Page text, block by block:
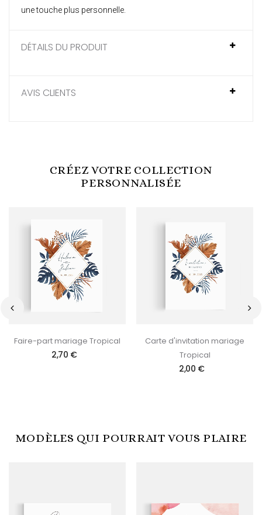
une touche plus personnelle.
DÉTAILS DU PRODUIT
AVIS CLIENTS
CRÉEZ VOTRE COLLECTION
PERSONNALISÉE
Faire-part mariage Tropical
2,70 €
Carte d'invitation mariage
Tropical
2,00 €
MODÈLES QUI POURRAIT VOUS PLAIRE